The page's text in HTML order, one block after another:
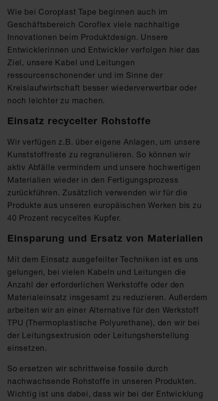
Wie bei Coroplast Tape beginnen auch im
Geschäftsbereich Coroflex viele nachhaltige
Innovationen beim Produktdesign. Unsere
Entwicklerinnen und Entwickler verfolgen hier das
Ziel, unsere Kabel und Leitungen
ressourcenschonender und im Sinne der
Kreislaufwirtschaft besser wiederverwertbar oder
noch leichter zu machen.
Einsatz recycelter Rohstoffe
Wir verfügen z.B. über eigene Anlagen, um unsere
Kunststoffreste zu regranulieren. So können wir
aktiv Abfälle vermindern und unsere hochwertigen
Materialien wieder in den Fertigungsprozess
zurückführen. Zusätzlich verwenden wir für die
Produkte aus unseren europäischen Werken bis zu
40 Prozent recyceltes Kupfer.
Einsparung und Ersatz von Materialien
Mit dem Einsatz ausgefeilter Techniken ist es uns
gelungen, bei vielen Kabeln und Leitungen die
Anzahl der erforderlichen Werkstoffe oder den
Materialeinsatz insgesamt zu reduzieren. Außerdem
arbeiten wir an einer Alternative für den Werkstoff
TPU (Thermoplastische Polyurethane), den wir bei
der Leitungsextrusion oder Leitungsherstellung
einsetzen.
So ersetzen wir schrittweise fossile durch
nachwachsende Rohstoffe in unseren Produkten.
Wichtig ist uns dabei, dass wir bei der Entwicklung